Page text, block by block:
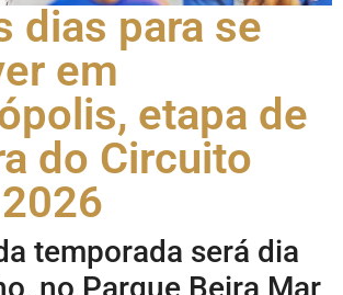
dias para se
em
etapa de
do Circuito
temporada será dia